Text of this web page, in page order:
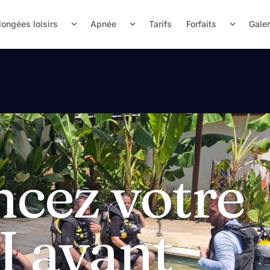
loisirs Apnée Tarifs Forfaits
votre
avant